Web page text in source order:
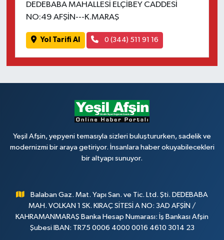
DEDEBABA MAHALLESİ ELÇİBEY CADDESİ
NO:49 AFŞİN---K.MARAŞ
Yol Tarifi Al 0 (344) 511 91 16
Yeşil Afşin, yepyeni temasıyla sizleri buluştururken, sadelik ve
modernizmi bir araya getiriyor. İnsanlara haber okuyabilecekleri
bir altyapı sunuyor.
Balaban Gaz. Mat. Yapı San. ve Tic. Ltd. Şti. DEDEBABA
MAH. VOLKAN 1 SK. KIRAÇ SİTESİ A NO: 3AD AFŞİN /
KAHRAMANMARAŞ Banka Hesap Numarası: İş Bankası Afşin
Şubesi IBAN: TR75 0006 4000 0016 4610 3014 23